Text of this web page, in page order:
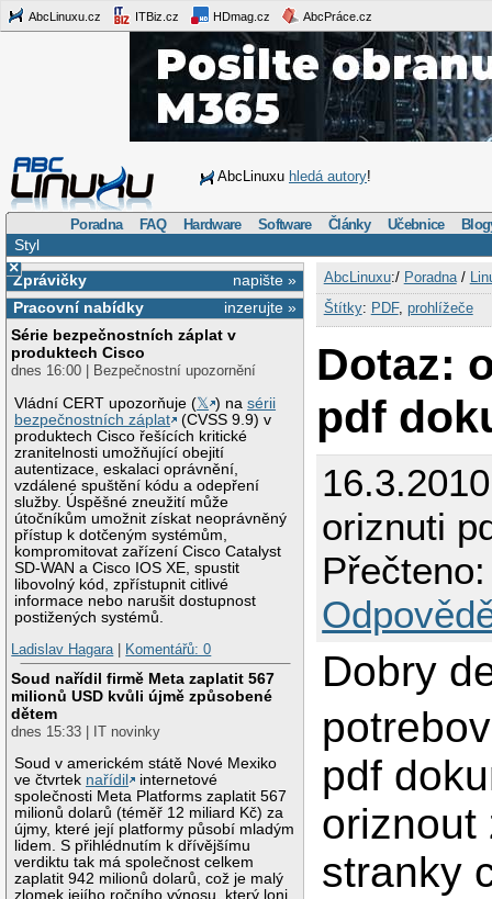
AbcLinuxu.cz ITBiz.cz HDmag.cz AbcPráce.cz
AbcLinuxu hledá autory!
Poradna FAQ Hardware Software Články Učebnice
Styl
×
napište »
Zprávičky
inzerujte »
Pracovní nabídky
Série bezpečnostních záplat v
produktech Cisco
dnes 16:00 | Bezpečnostní upozornění
Vládní CERT upozorňuje (𝕏 ) nasérii
bezpečnostních záplat
(CVSS 9.9) v
produktech Cisco řešících kritické
zranitelnosti umožňující obejití
autentizace, eskalaci oprávnění,
vzdálené spuštění kódu a odepření
služby. Úspěšné zneužití může
útočníkům umožnit získat neoprávněný
přístup k dotčeným systémům,
kompromitovat zařízení Cisco Catalyst
SD-WAN a Cisco IOS XE, spustit
libovolný kód, zpřístupnit citlivé
informace nebo narušit dostupnost
postižených systémů.
Ladislav Hagara| Komentářů: 0
Soud nařídil firmě Meta zaplatit 567
milionů USD kvůli újmě způsobené
dětem
dnes 15:33 | IT novinky
Soud v americkém státě Nové Mexiko
ve čtvrtek nařídil
internetové
společnosti Meta Platforms zaplatit 567
milionů dolarů (téměř 12 miliard Kč) za
újmy, které její platformy působí mladým
lidem. S přihlédnutím k dřívějšímu
verdiktu tak má společnost celkem
zaplatit 942 milionů dolarů, což je malý
zlomek jejího ročního výnosu, který loni
AbcLinuxu:/ Poradna/
Štítky: PDF, prohlížeče
Dotaz:
pdf
oriznuti
Dobry
pdf
oriznout
stranky